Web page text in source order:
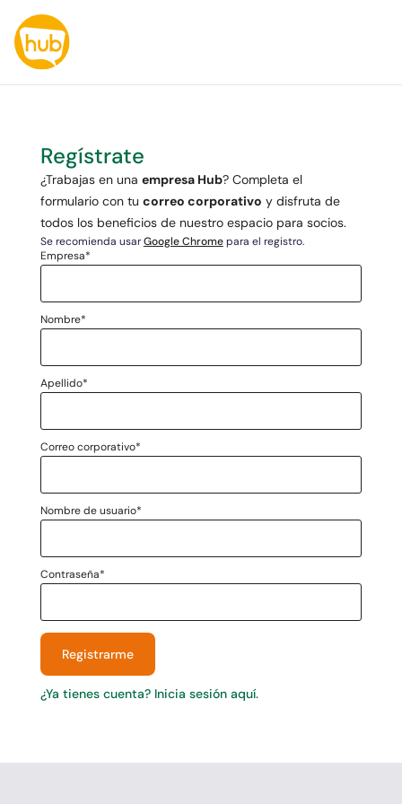
Regístrate
¿Trabajas en una empresa Hub? Completa el
formulario con tu correo corporativo y disfruta de
todos los beneficios de nuestro espacio para socios.
Se recomienda usarGoogle Chromepara el registro.
Empresa*
Nombre*
Apellido*
Correo corporativo*
Nombre de usuario*
Contraseña*
Registrarme
¿Ya tienes cuenta? Inicia sesión aquí.